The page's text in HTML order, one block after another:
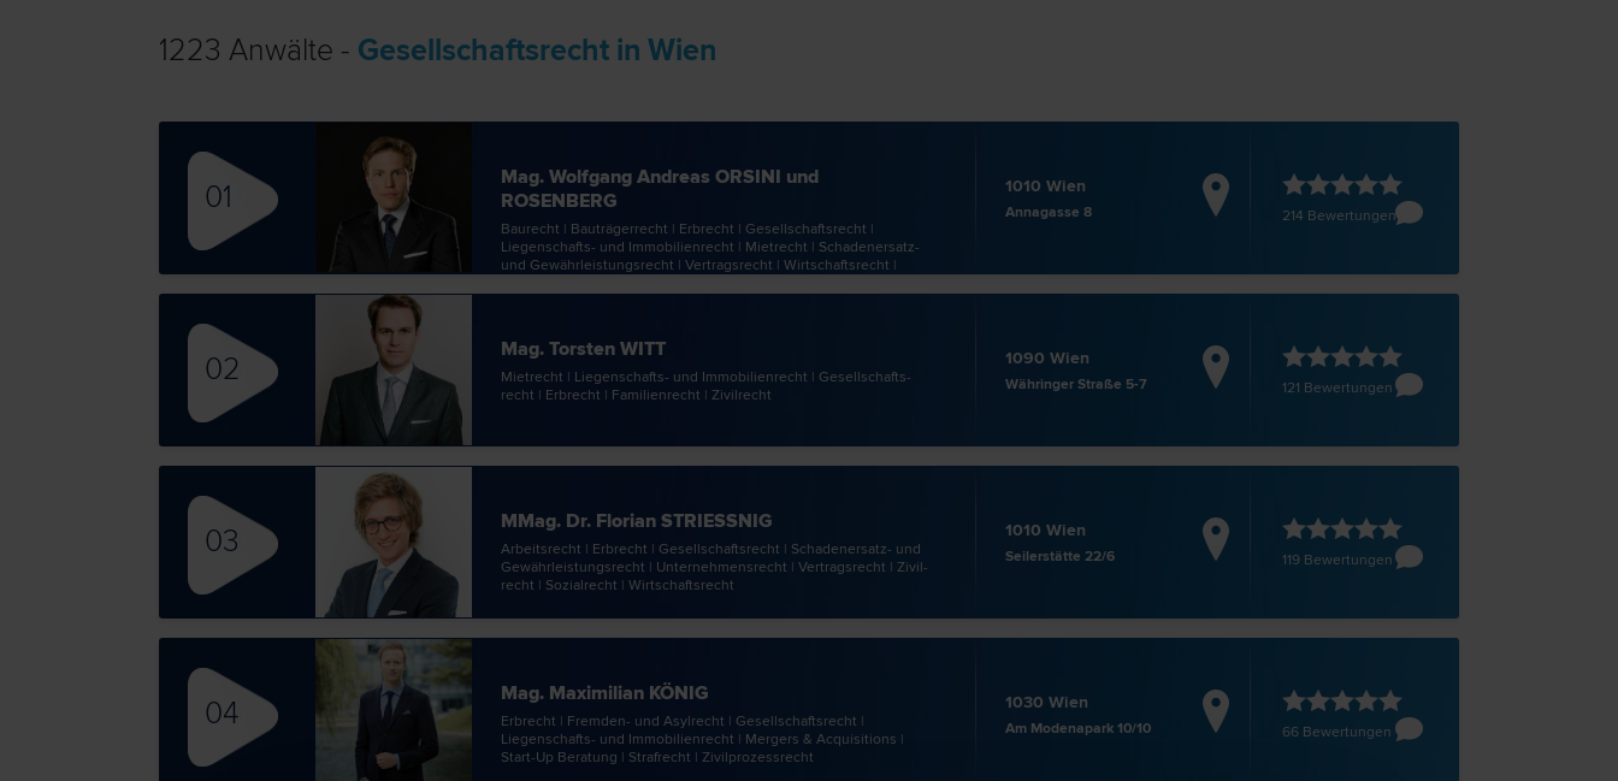
1223 Anwälte - Gesellschaftsrecht in Wien
01
Mag. Wolfgang Andreas ORSINI und
ROSENBERG
Bau­recht | Bauträger­recht | Erb­recht | Gesellschafts­recht |
Liegenschafts- und Immobilien­recht | Miet­recht | Schadenersatz-
und Gewährleistungs­recht | Vertrags­recht | Wirtschafts­recht |
1010 Wien
Annagasse 8 214 Bewertungen
02
Mag. Torsten WITT
Miet­recht | Liegenschafts- und Immobilien­recht | Gesellschafts­
recht | Erb­recht | Familien­recht | Zivil­recht
1090 Wien
Währinger Straße 5-7 121 Bewertungen
03
MMag. Dr. Florian STRIESSNIG
Arbeits­recht | Erb­recht | Gesellschafts­recht | Schadenersatz- und
Gewährleistungs­recht | Unternehmens­recht | Vertrags­recht | Zivil­
recht | Sozial­recht | Wirtschafts­recht
1010 Wien
Seilerstätte 22/6 119 Bewertungen
04
Mag. Maximilian KÖNIG
Erb­recht | Fremden- und Asyl­recht | Gesellschafts­recht |
Liegenschafts- und Immobilien­recht | Mergers & Acquisitions |
Start-Up Beratung | Straf­recht | Zivilprozess­recht
1030 Wien
Am Modenapark 10/10 66 Bewertungen